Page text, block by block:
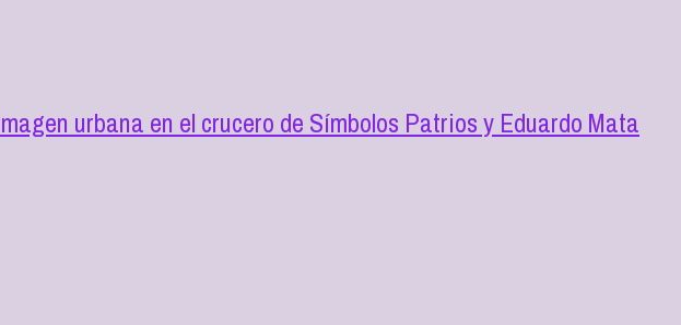
urbana en el crucero de Símbolos Patrios y Eduardo Mata